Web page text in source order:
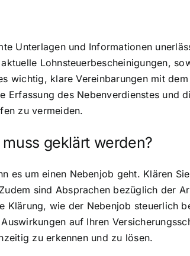
Unterlagen und Informationen
Lohnsteuerbescheinigungen,
wichtig, klare Vereinbarungen mit
des Nebenverdienstes und
zu vermeiden.
geklärt werden?
es um einen Nebenjob geht. Klären
sind Absprachen bezüglich der
wie der Nebenjob steuerlich
auf Ihren
zu erkennen und zu lösen.